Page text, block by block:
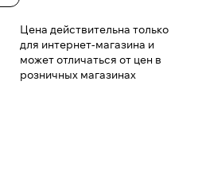
Цена действительна только
для интернет-магазина и
может отличаться от цен в
розничных магазинах